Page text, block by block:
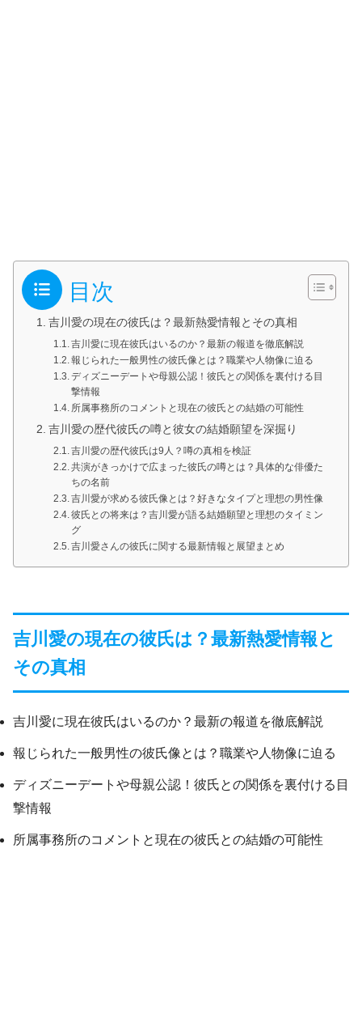
目次
吉川愛の現在の彼氏は？最新熱愛情報とその真相
吉川愛に現在彼氏はいるのか？最新の報道を徹底解説
報じられた一般男性の彼氏像とは？職業や人物像に迫る
ディズニーデートや母親公認！彼氏との関係を裏付ける目
撃情報
所属事務所のコメントと現在の彼氏との結婚の可能性
吉川愛の歴代彼氏の噂と彼女の結婚願望を深掘り
吉川愛の歴代彼氏は9人？噂の真相を検証
共演がきっかけで広まった彼氏の噂とは？具体的な俳優た
ちの名前
吉川愛が求める彼氏像とは？好きなタイプと理想の男性像
彼氏との将来は？吉川愛が語る結婚願望と理想のタイミン
グ
吉川愛さんの彼氏に関する最新情報と展望まとめ
吉川愛の現在の彼氏は？最新熱愛情報と
その真相
吉川愛に現在彼氏はいるのか？最新の報道を徹底解説
報じられた一般男性の彼氏像とは？職業や人物像に迫る
ディズニーデートや母親公認！彼氏との関係を裏付ける目
撃情報
所属事務所のコメントと現在の彼氏との結婚の可能性